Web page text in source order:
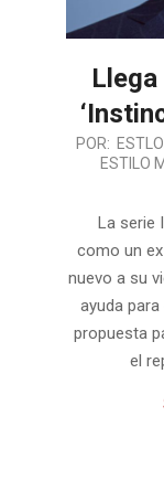
2018-
POR:
ESTILO M
La serie
como un
nuevo a su
ayuda
propuesta
el